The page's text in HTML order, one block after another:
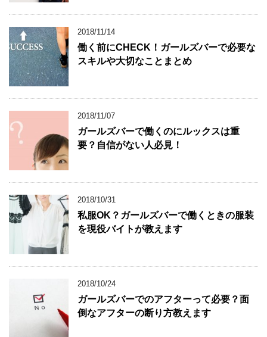
2018/11/14
働く前にCHECK！ガールズバーで必要な
スキルや大切なことまとめ
2018/11/07
ガールズバーで働くのにルックスは重
要？自信がない人必見！
2018/10/31
私服OK？ガールズバーで働くときの服装
を現役バイトが教えます
2018/10/24
ガールズバーでのアフターって必要？面
倒なアフターの断り方教えます